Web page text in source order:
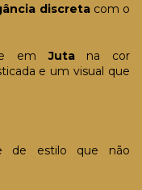
discretacom o
emJutana cor
e um visual que
de estilo que não